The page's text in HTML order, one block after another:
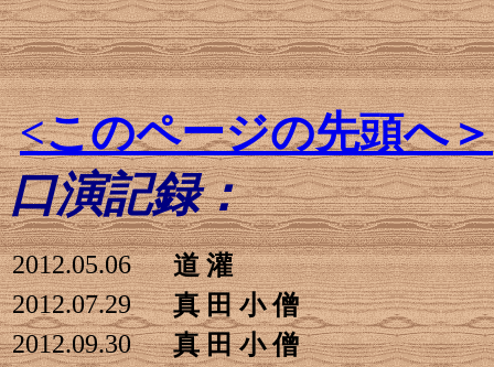
<このページの先頭へ＞
口演記録：
2012.05.06
道 灌
2012.07.29
真 田 小 僧
2012.09.30
真 田 小 僧